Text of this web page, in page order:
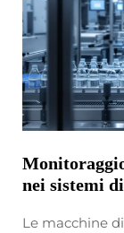
nei sistemi
Le macchine